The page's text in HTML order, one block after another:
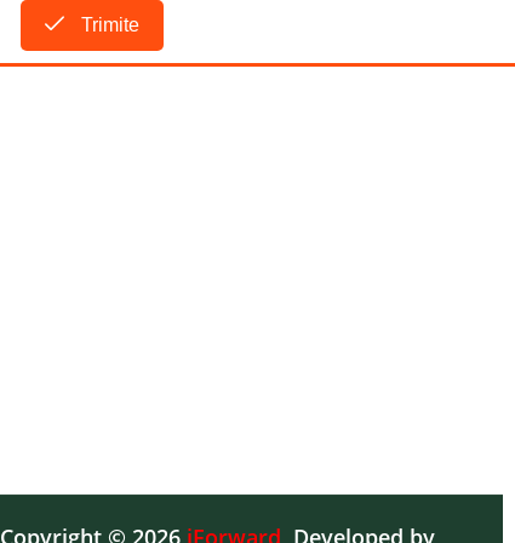
Trimite
Copyright © 2026 iForward Developed by